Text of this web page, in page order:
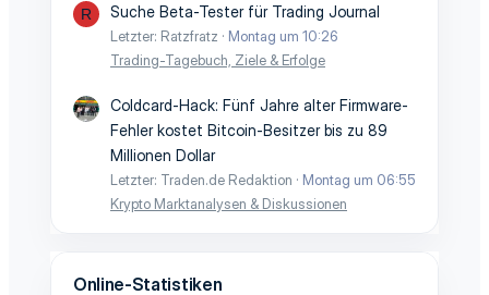
R Suche Beta-Tester für Trading Journal
Letzter: Ratzfratz
Montag um 10:26
Trading-Tagebuch, Ziele & Erfolge
Coldcard-Hack: Fünf Jahre alter Firmware-
Fehler kostet Bitcoin-Besitzer bis zu 89
Millionen Dollar
Letzter: Traden.de Redaktion
Montag um 06:55
Krypto Marktanalysen & Diskussionen
Online-Statistiken